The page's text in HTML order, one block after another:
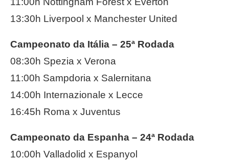
13:30h Liverpool x Manchester United
Campeonato da Itália – 25ª Rodada
08:30h Spezia x Verona
11:00h Sampdoria x Salernitana
14:00h Internazionale x Lecce
16:45h Roma x Juventus
Campeonato da Espanha – 24ª Rodada
10:00h Valladolid x Espanyol